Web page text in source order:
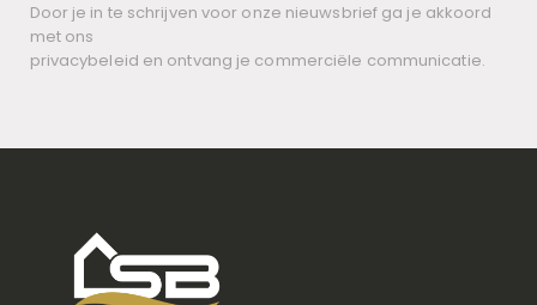
Door je in te schrijven voor onze nieuwsbrief ga je akkoord
met ons
privacybeleid en ontvang je commerciële communicatie.